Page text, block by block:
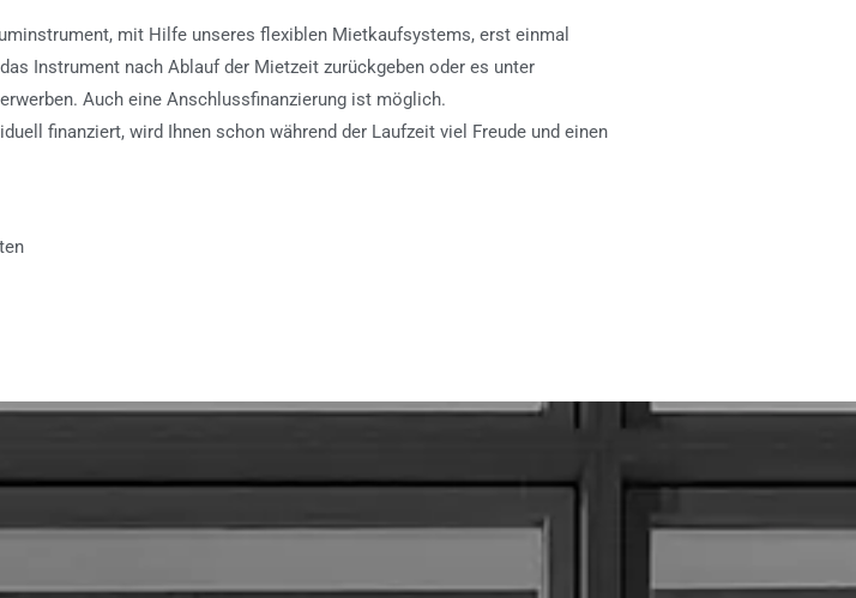
mit Hilfe unseres flexiblen Mietkaufsystems, erst einmal
Instrument nach Ablauf der Mietzeit zurückgeben oder es unter
Auch eine Anschlussfinanzierung ist möglich.
finanziert, wird Ihnen schon während der Laufzeit viel Freude und einen